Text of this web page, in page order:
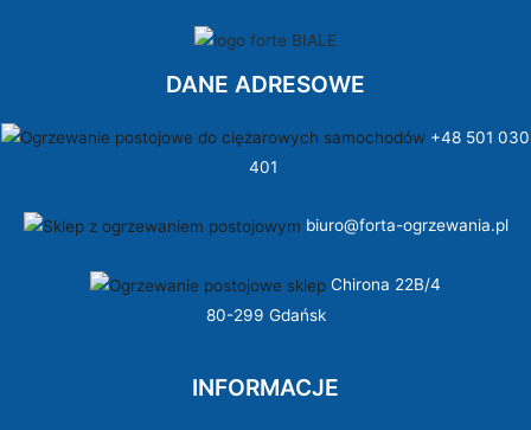
DANE ADRESOWE
+48 501 030
401
biuro@forta-ogrzewania.pl
Chirona 22B/4
80-299 Gdańsk
INFORMACJE